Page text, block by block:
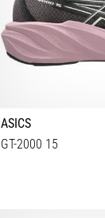
ASICS
GT-2000 15